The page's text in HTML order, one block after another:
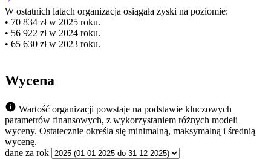
W ostatnich latach organizacja osiągała zyski na poziomie:
• 70 834 zł w 2025 roku.
• 56 922 zł w 2024 roku.
• 65 630 zł w 2023 roku.
Wycena
Wartość organizacji powstaje na podstawie kluczowych
parametrów finansowych, z wykorzystaniem różnych modeli
wyceny. Ostatecznie określa się minimalną, maksymalną i średnią
wycenę.
dane za rok